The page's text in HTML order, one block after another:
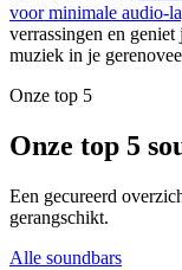
voor minimale audio-
verrassingen en
muziek in je
Onze top 5
Onze top 5
Een gecureerd
gerangschikt.
Alle soundbars